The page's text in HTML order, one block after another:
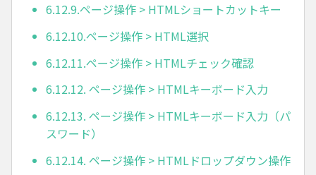
6.12.9.ページ操作 > HTMLショートカットキー
6.12.10.ページ操作 > HTML選択
6.12.11.ページ操作 > HTMLチェック確認
6.12.12. ページ操作 > HTMLキーボード入力
6.12.13. ページ操作 > HTMLキーボード入力（パ
スワード）
6.12.14. ページ操作 > HTMLドロップダウン操作